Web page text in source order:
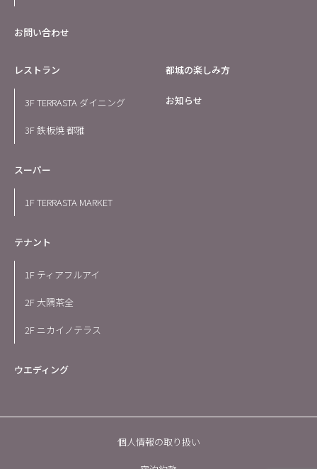
お問い合わせ
レストラン
3F TERRASTA ダイニング
3F 鉄板焼 都雅
スーパー
1F TERRASTA MARKET
テナント
1F ティアフルアイ
2F 大隅茶全
2F ニカイノテラス
ウエディング
都城の楽しみ方
お知らせ
個人情報の取り扱い